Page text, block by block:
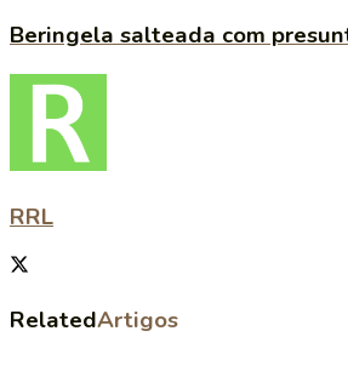
Beringela salteada com
RRL
RelatedArtigos